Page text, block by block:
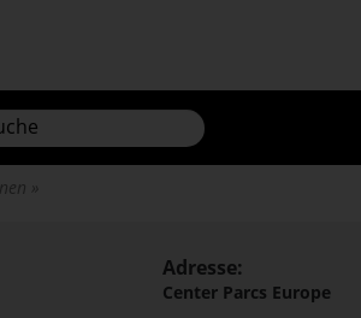
Adresse:
Center Parcs Europe